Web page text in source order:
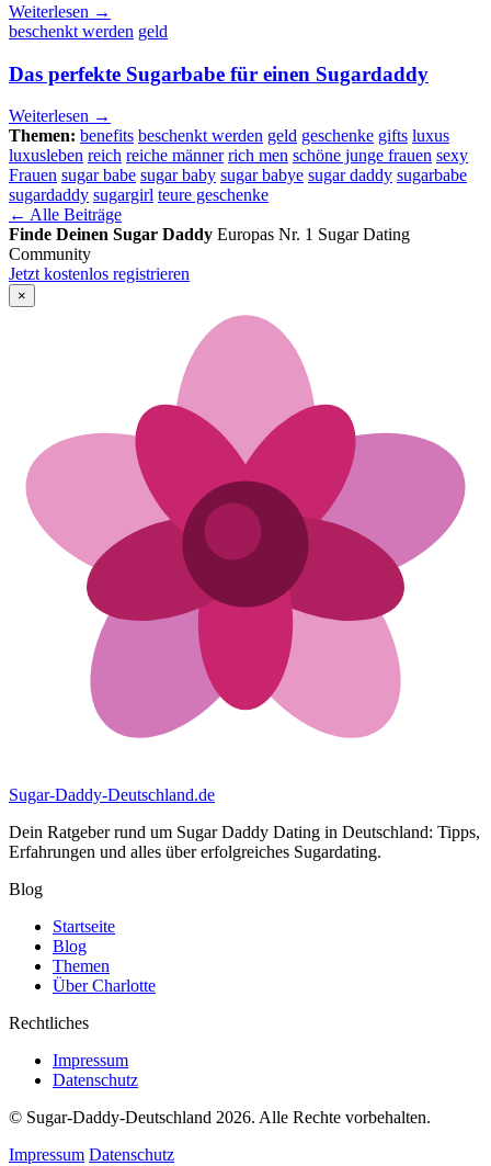
Weiterlesen →
beschenkt werden geld
Das perfekte Sugarbabe für einen Sugardaddy
Weiterlesen →
Themen: benefits beschenkt werden geld geschenke gifts luxus
luxusleben reich reiche männer rich men schöne junge frauen sexy
Frauen sugar babe sugar baby sugar babye sugar daddy sugarbabe
sugardaddy sugargirl teure geschenke
← Alle Beiträge
Finde Deinen Sugar Daddy Europas Nr. 1 Sugar Dating
Community
Jetzt kostenlos registrieren
×
Sugar-Daddy-Deutschland.de
Dein Ratgeber rund um Sugar Daddy Dating in Deutschland: Tipps,
Erfahrungen und alles über erfolgreiches Sugardating.
Blog
Startseite
Blog
Themen
Über Charlotte
Rechtliches
Impressum
Datenschutz
© Sugar-Daddy-Deutschland 2026. Alle Rechte vorbehalten.
Impressum Datenschutz